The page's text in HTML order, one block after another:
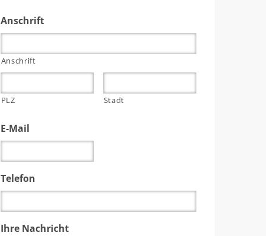
Anschrift
Anschrift
PLZ Stadt
E-Mail
Telefon
Ihre Nachricht